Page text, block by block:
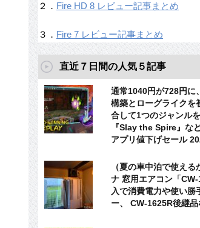
２． Fire HD 8 レビュー記事まとめ
３． Fire 7 レビュー記事まとめ
直近７日間の人気５記事
通常1040円が728円に
構築とローグライクを
合して1つのジャンル
『Slay the Spire』な
アプリ値下げセール
（夏の車中泊で使える
ナ 窓用エアコン「
入で消費電力や使い勝
ー、 CW-1625R後継品